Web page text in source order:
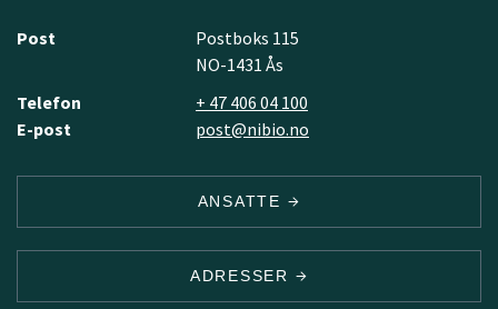
Post
Postboks 115
NO-1431 Ås
Telefon
+ 47 406 04 100
E-post
post@nibio.no
ANSATTE
ADRESSER